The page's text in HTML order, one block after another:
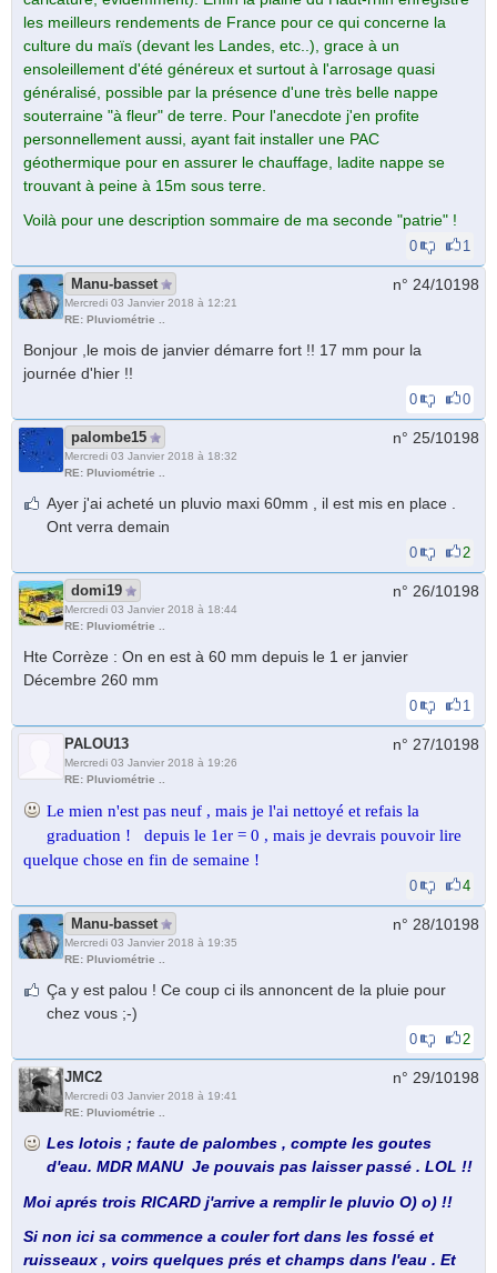
les meilleurs rendements de France pour ce qui concerne la
culture du maïs (devant les Landes, etc..), grace à un
ensoleillement d'été généreux et surtout à l'arrosage quasi
généralisé, possible par la présence d'une très belle nappe
souterraine "à fleur" de terre. Pour l'anecdote j'en profite
personnellement aussi, ayant fait installer une PAC
géothermique pour en assurer le chauffage, ladite nappe se
trouvant à peine à 15m sous terre.
Voilà pour une description sommaire de ma seconde "patrie" !
0 1
Manu-basset
Mercredi 03 Janvier 2018 à 12:21
RE: Pluviométrie ..
n° 24/10198
Bonjour ,le mois de janvier démarre fort !! 17 mm pour la
journée d'hier !!
0 0
palombe15
Mercredi 03 Janvier 2018 à 18:32
RE: Pluviométrie ..
n° 25/10198
Ayer j'ai acheté un pluvio maxi 60mm , il est mis en place .
Ont verra demain
0 2
domi19
Mercredi 03 Janvier 2018 à 18:44
RE: Pluviométrie ..
n° 26/10198
Hte Corrèze : On en est à 60 mm depuis le 1 er janvier
Décembre 260 mm
0 1
PALOU13
Mercredi 03 Janvier 2018 à 19:26
RE: Pluviométrie ..
n° 27/10198
Le mien n'est pas neuf , mais je l'ai nettoyé et refais la
graduation ! depuis le 1er = 0 , mais je devrais pouvoir lire
quelque chose en fin de semaine !
0 4
Manu-basset
Mercredi 03 Janvier 2018 à 19:35
RE: Pluviométrie ..
n° 28/10198
Ça y est palou ! Ce coup ci ils annoncent de la pluie pour
chez vous ;-)
0 2
JMC2
Mercredi 03 Janvier 2018 à 19:41
RE: Pluviométrie ..
n° 29/10198
Les lotois ; faute de palombes , compte les goutes
d'eau. MDR MANU Je pouvais pas laisser passé . LOL !!
Moi aprés trois RICARD j'arrive a remplir le pluvio O) o) !!
Si non ici sa commence a couler fort dans les fossé et
ruisseaux , voirs quelques prés et champs dans l'eau . Et